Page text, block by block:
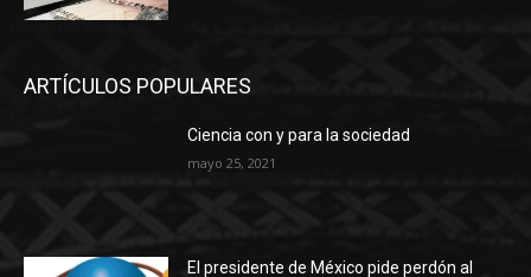
ARTÍCULOS POPULARES
Ciencia con y para la sociedad
mayo 25, 2021
El presidente de México pide perdón al